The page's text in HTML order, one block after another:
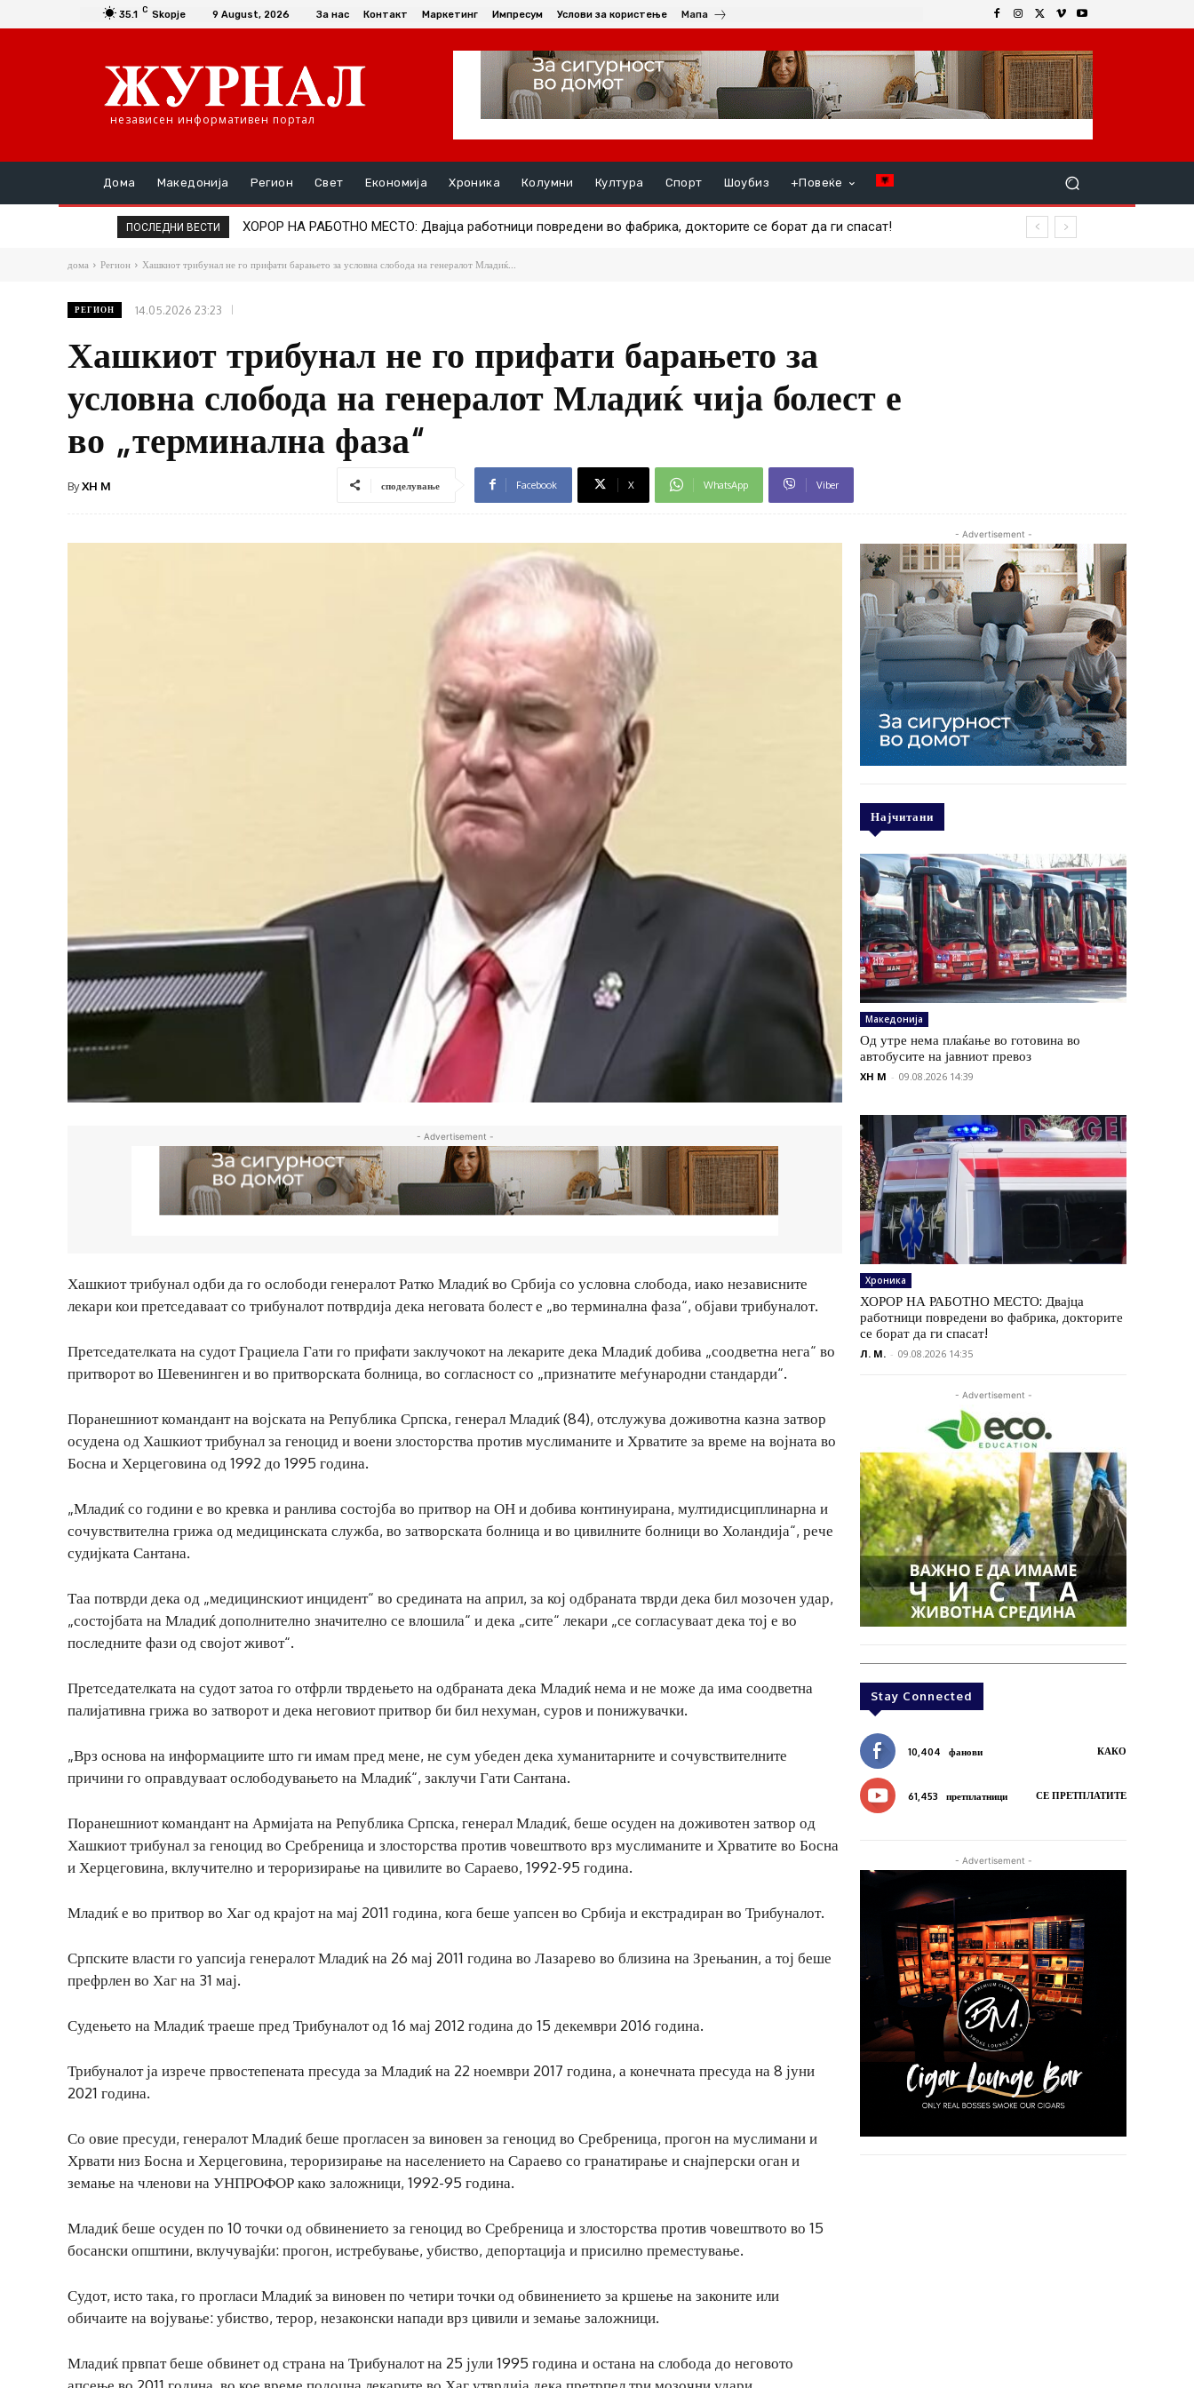
35.1 C Skopje 9 August, 2026 За нас Контакт Маркетинг Импресум Услови за користење Мапа
независен информативен портал
Дома Македонија Регион Свет Економија Хроника Колумни Култура Спорт Шоубиз +Повеќе
ПОСЛЕДНИ ВЕСТИ ХОРОР НА РАБОТНО МЕСТО: Двајца работници повредени во фабрика, докторите се борат да ги спасат!
ИЗБЕГНАТА ТРАГЕДИЈА НА ПОЗНАТИОТ АЕРОДРОМ – Авион за малку ќе удрел во друг, повреден член на екипажот
дома Регион Хашкиот трибунал не го прифати барањето за условна слобода на генералот Младиќ...
РЕГИОН 14.05.2026 23:23
Хашкиот трибунал не го прифати барањето за
условна слобода на генералот Младиќ чија болест е
во „терминална фаза“
ByXH M споделување Facebook X WhatsApp Viber
- Advertisement -
Хашкиот трибунал одби да го ослободи генералот Ратко Младиќ во Србија со условна слобода, иако независните
лекари кои претседаваат со трибуналот потврдија дека неговата болест е „во терминална фаза“, објави трибуналот.
Претседателката на судот Грациела Гати го прифати заклучокот на лекарите дека Младиќ добива „соодветна нега“ во
притворот во Шевенинген и во притворската болница, во согласност со „признатите меѓународни стандарди“.
Поранешниот командант на војската на Република Српска, генерал Младиќ (84), отслужува доживотна казна затвор
осудена од Хашкиот трибунал за геноцид и воени злосторства против муслиманите и Хрватите за време на војната во
Босна и Херцеговина од 1992 до 1995 година.
„Младиќ со години е во кревка и ранлива состојба во притвор на ОН и добива континуирана, мултидисциплинарна и
сочувствителна грижа од медицинската служба, во затворската болница и во цивилните болници во Холандија“, рече
судијката Сантана.
Таа потврди дека од „медицинскиот инцидент“ во средината на април, за кој одбраната тврди дека бил мозочен удар,
„состојбата на Младиќ дополнително значително се влошила“ и дека „сите“ лекари „се согласуваат дека тој е во
последните фази од својот живот“.
Претседателката на судот затоа го отфрли тврдењето на одбраната дека Младиќ нема и не може да има соодветна
палијативна грижа во затворот и дека неговиот притвор би бил нехуман, суров и понижувачки.
„Врз основа на информациите што ги имам пред мене, не сум убеден дека хуманитарните и сочувствителните
причини го оправдуваат ослободувањето на Младиќ“, заклучи Гати Сантана.
Поранешниот командант на Армијата на Република Српска, генерал Младиќ, беше осуден на доживотен затвор од
Хашкиот трибунал за геноцид во Сребреница и злосторства против човештвото врз муслиманите и Хрватите во Босна
и Херцеговина, вклучително и тероризирање на цивилите во Сараево, 1992-95 година.
Младиќ е во притвор во Хаг од крајот на мај 2011 година, кога беше уапсен во Србија и екстрадиран во Трибуналот.
Српските власти го уапсија генералот Младиќ на 26 мај 2011 година во Лазарево во близина на Зрењанин, а тој беше
префрлен во Хаг на 31 мај.
Судењето на Младиќ траеше пред Трибуналот од 16 мај 2012 година до 15 декември 2016 година.
Трибуналот ја изрече првостепената пресуда за Младиќ на 22 ноември 2017 година, а конечната пресуда на 8 јуни
2021 година.
Со овие пресуди, генералот Младиќ беше прогласен за виновен за геноцид во Сребреница, прогон на муслимани и
Хрвати низ Босна и Херцеговина, тероризирање на населението на Сараево со гранатирање и снајперски оган и
земање на членови на УНПРОФОР како заложници, 1992-95 година.
Младиќ беше осуден по 10 точки од обвинението за геноцид во Сребреница и злосторства против човештвото во 15
босански општини, вклучувајќи: прогон, истребување, убиство, депортација и присилно преместување.
Судот, исто така, го прогласи Младиќ за виновен по четири точки од обвинението за кршење на законите или
обичаите на војување: убиство, терор, незаконски напади врз цивили и земање заложници.
Младиќ првпат беше обвинет од страна на Трибуналот на 25 јули 1995 година и остана на слобода до неговото
- Advertisement -
Најчитани
Македонија
Од утре нема плаќање во готовина во
автобусите на јавниот превоз
XH M - 09.08.2026 14:39
Хроника
ХОРОР НА РАБОТНО МЕСТО: Двајца
работници повредени во фабрика, докторите
се борат да ги спасат!
Л. М. - 09.08.2026 14:35
- Advertisement -
Stay Connected
10,404 фанови КАКО
61,453 претплатници СЕ ПРЕТПЛАТИТЕ
- Advertisement -